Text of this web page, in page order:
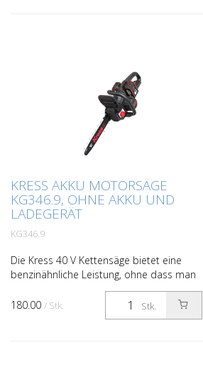
KRESS AKKU MOTORSÄGE
KG346.9, OHNE AKKU UND
LADEGERÄT
KG346.9
Die Kress 40 V Kettensäge bietet eine
benzinähnliche Leistung, ohne dass man
sich darum kümmern muss. Sie schneidet
schnell und sauber, mit einem One-
Touch-Kettenspannsys...
Stk.
180.00 / Stk.